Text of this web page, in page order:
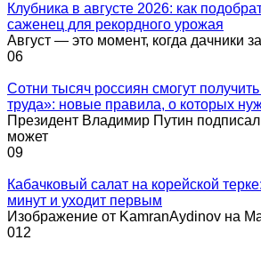
Клубника в августе 2026: как
саженец для рекордного урожая
Август — это момент, когда дачники
06
Сотни тысяч россиян смогут
труда»: новые правила, о которых
Президент Владимир Путин подписал
может
09
Кабачковый салат на корейской
минут и уходит первым
Изображение от KamranAydinov на
012